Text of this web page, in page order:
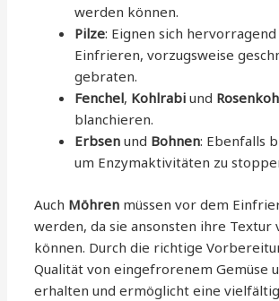
werden können.
Pilze: Eignen sich hervorragend
Einfrieren, vorzugsweise
gebraten.
Fenchel, Kohlrabi und
blanchieren.
Erbsen und Bohnen: Ebenfalls
um Enzymaktivitäten zu
Auch Möhren müssen vor dem
werden, da sie ansonsten ihre Textur
können. Durch die richtige
Qualität von eingefrorenem Gemüse
erhalten und ermöglicht eine